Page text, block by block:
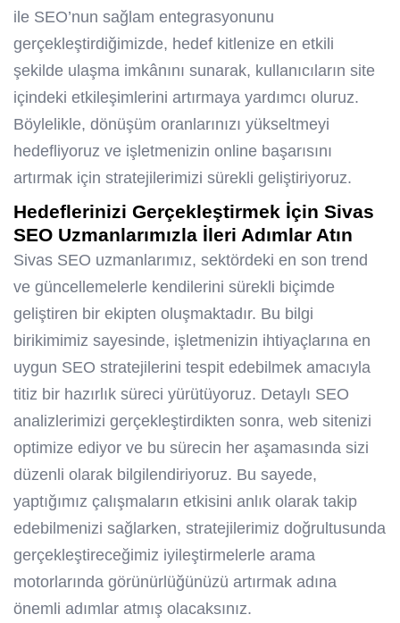
ile SEO’nun sağlam entegrasyonunu
gerçekleştirdiğimizde, hedef kitlenize en etkili
şekilde ulaşma imkânını sunarak, kullanıcıların site
içindeki etkileşimlerini artırmaya yardımcı oluruz.
Böylelikle, dönüşüm oranlarınızı yükseltmeyi
hedefliyoruz ve işletmenizin online başarısını
artırmak için stratejilerimizi sürekli geliştiriyoruz.
Hedeflerinizi Gerçekleştirmek İçin Sivas
SEO Uzmanlarımızla İleri Adımlar Atın
Sivas SEO uzmanlarımız, sektördeki en son trend
ve güncellemelerle kendilerini sürekli biçimde
geliştiren bir ekipten oluşmaktadır. Bu bilgi
birikimimiz sayesinde, işletmenizin ihtiyaçlarına en
uygun SEO stratejilerini tespit edebilmek amacıyla
titiz bir hazırlık süreci yürütüyoruz. Detaylı SEO
analizlerimizi gerçekleştirdikten sonra, web sitenizi
optimize ediyor ve bu sürecin her aşamasında sizi
düzenli olarak bilgilendiriyoruz. Bu sayede,
yaptığımız çalışmaların etkisini anlık olarak takip
edebilmenizi sağlarken, stratejilerimiz doğrultusunda
gerçekleştireceğimiz iyileştirmelerle arama
motorlarında görünürlüğünüzü artırmak adına
önemli adımlar atmış olacaksınız.